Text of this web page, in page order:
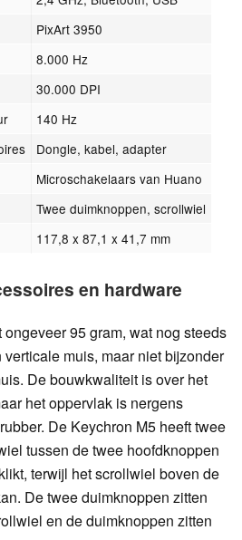
PixArt 3950
8.000 Hz
30.000 DPI
140 Hz
Dongle, kabel, adapter
Microschakelaars van Huano
Twee duimknoppen, scrollwiel
117,8 x 87,1 x 41,7 mm
en hardware
95 gram, wat nog steeds
muis, maar niet bijzonder
De bouwkwaliteit is over het
het oppervlak is nergens
De Keychron M5 heeft twee
tussen de twee hoofdknoppen
terwijl het scrollwiel boven de
De twee duimknoppen zitten
en de duimknoppen zitten